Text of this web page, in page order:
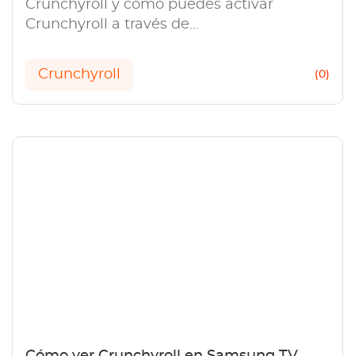
Crunchyroll y cómo puedes activar
Crunchyroll a través de
Crunchyroll (0)